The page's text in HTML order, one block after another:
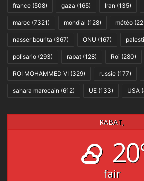
france (508) gaza (165) Iran (135)
maroc (7321) mondial (128) météo
nasser bourita (367) ONU (167)
polisario (293) rabat (128) Roi (280)
ROI MOHAMMED VI (329) russie (177)
sahara marocain (612) UE (133) USA
RABAT,
fair